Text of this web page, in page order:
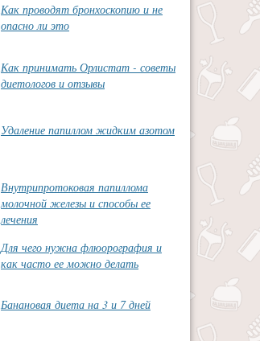
Как проводят бронхоскопию и не
опасно ли это
Как принимать Орлистат - советы
диетологов и отзывы
Удаление папиллом жидким азотом
Внутрипротоковая папиллома
молочной железы и способы ее
лечения
Для чего нужна флюорография и
как часто ее можно делать
Банановая диета на 3 и 7 дней